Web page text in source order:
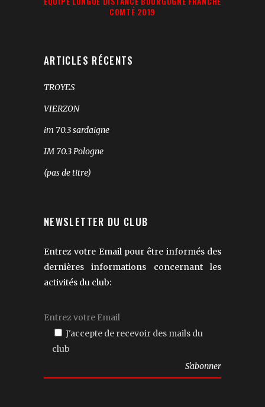
COMTÉ 2019
ARTICLES RÉCENTS
TROYES
VIERZON
im 70.3 sardaigne
IM 70.3 Pologne
(pas de titre)
NEWSLETTER DU CLUB
Entrez votre Email pour être informés des
dernières informations concernant les
activités du club:
J'accepte de recevoir des mails du
club
laisser